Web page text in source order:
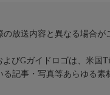
放送内容と異なる場合が
びGガイドロゴは、米国
記事・写真等あらゆる素